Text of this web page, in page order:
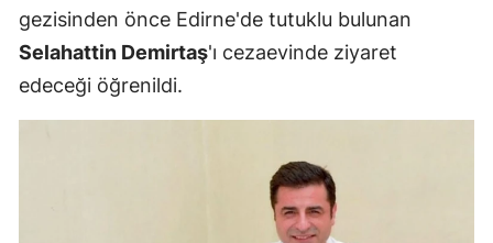
gezisinden önce Edirne'de tutuklu bulunan
Selahattin Demirtaş'ı cezaevinde ziyaret
edeceği öğrenildi.